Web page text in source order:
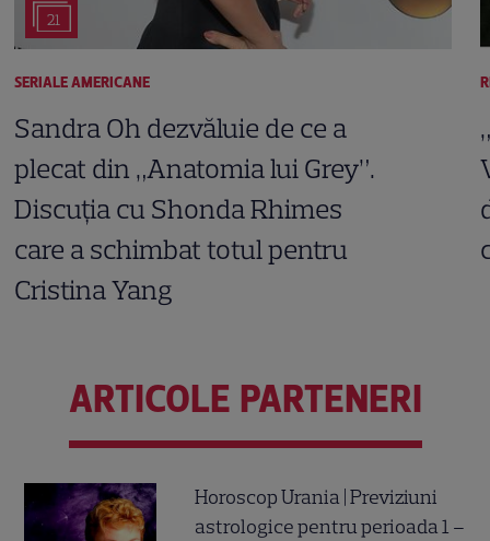
21
SERIALE AMERICANE
Sandra Oh dezvăluie de ce a
plecat din „Anatomia lui Grey”.
Discuția cu Shonda Rhimes
care a schimbat totul pentru
Cristina Yang
ARTICOLE PARTENERI
Horoscop Urania | Previziuni
astrologice pentru perioada 1 –